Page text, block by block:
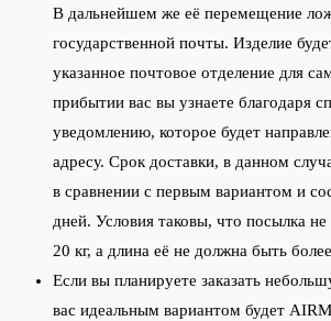
В дальнейшем же её перемещение
государственной почты. Изделие
указанное почтовое отделение для
прибытии вас вы узнаете благодаря
уведомлению, которое будет
адресу. Срок доставки, в данном
в сравнении с первым вариантом и
дней. Условия таковы, что посылка
20 кг, а длина её не должна быть
Если вы планируете заказать
вас идеальным вариантом будет